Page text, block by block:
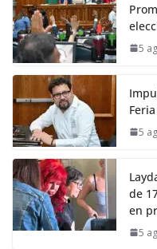
5
5
de
en
5